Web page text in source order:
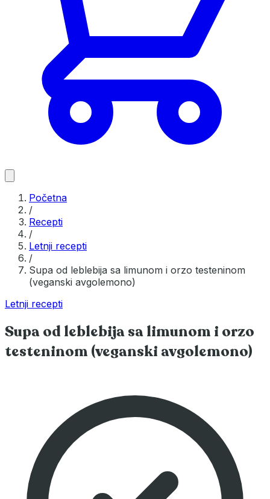
Početna
/
Recepti
/
Letnji recepti
/
Supa od leblebija sa limunom i orzo testeninom
(veganski avgolemono)
Letnji recepti
Supa od leblebija sa limunom i orzo
testeninom (veganski avgolemono)